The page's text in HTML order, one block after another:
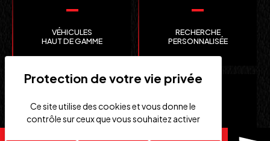
VÉHICULES
HAUT DE GAMME
RECHERCHE
PERSONNALISÉE
Ce site utilise des cookies et vous donne le
contrôle sur ceux que vous souhaitez activer